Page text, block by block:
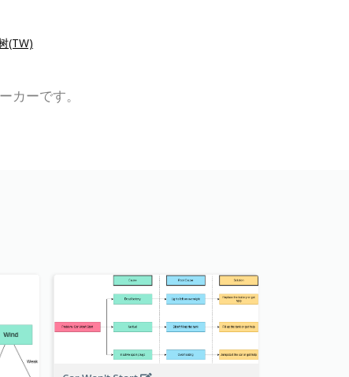
(TW)
ーです。